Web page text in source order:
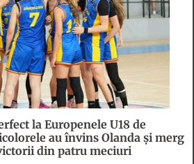
la Europenele U18 de
au învins Olanda și merg
din patru meciuri